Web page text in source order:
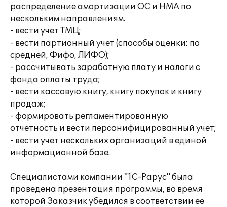
распределение амортизации ОС и НМА по
нескольким направлениям.
- вести учет ТМЦ;
- вести партионный учет (способы оценки: по
средней, Фифо, ЛИФО);
- рассчитывать заработную плату и налоги с
фонда оплаты труда;
- вести кассовую книгу, книгу покупок и книгу
продаж;
- формировать регламентированную
отчетность и вести персонифицированный учет;
- вести учет нескольких организаций в единой
информационной базе.
Специалистами компании "1С-Рарус" была
проведена презентация программы, во время
которой Заказчик убедился в соответствии ее